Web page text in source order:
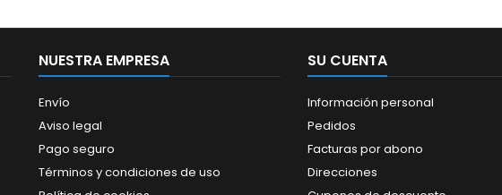
NUESTRA EMPRESA
Envío
Aviso legal
Pago seguro
Términos y condiciones de uso
SU CUENTA
Información personal
Pedidos
Facturas por abono
Direcciones